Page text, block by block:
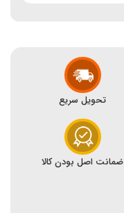
تحویل سریع
ضمانت اصل بودن کالا